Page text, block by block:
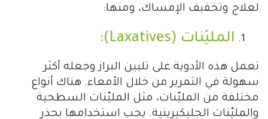
لعلاج وتخفيف الإمساك، ومنها:
المليّنات (Laxatives):
تعمل هذه الأدوية على تليين البراز وجعله أكثر
سهولة في التمرير من خلال الأمعاء. هناك أنواع
مختلفة من المليّنات، مثل المليّنات السطحية
والمليّنات الجليكيرينية. يجب استخدامها بحذر